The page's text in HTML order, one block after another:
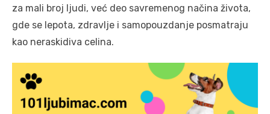
za mali broj ljudi, već deo savremenog načina života,
gde se lepota, zdravlje i samopouzdanje posmatraju
kao neraskidiva celina.